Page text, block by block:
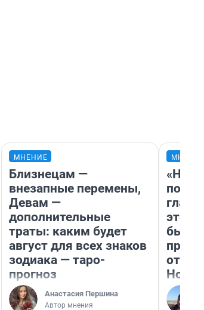
МНЕНИЕ
Близнецам —
внезапные перемены,
Девам —
дополнительные
траты: каким будет
август для всех знаков
зодиака — таро-
прогноз
Анастасия Першина
Автор мнения
этого
бьет